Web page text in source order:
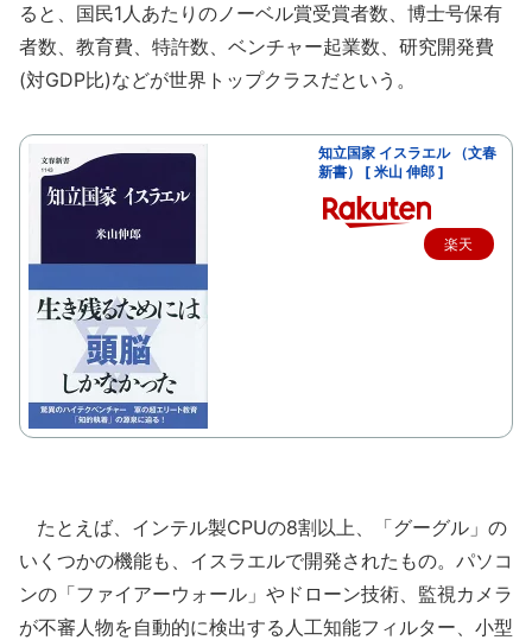
ると、国民1人あたりのノーベル賞受賞者数、博士号保有
者数、教育費、特許数、ベンチャー起業数、研究開発費
(対GDP比)などが世界トップクラスだという。
知立国家 イスラエル （文春
新書） [ 米山 伸郎 ]
楽天
たとえば、インテル製CPUの8割以上、「グーグル」の
いくつかの機能も、イスラエルで開発されたもの。パソコ
ンの「ファイアーウォール」やドローン技術、監視カメラ
が不審人物を自動的に検出する人工知能フィルター、小型